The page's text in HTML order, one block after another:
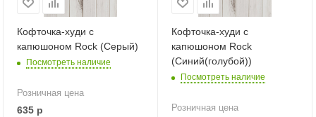
Кофточка-худи с
капюшоном Rock (Серый)
Посмотреть наличие
Розничная цена
635 р
Кофточка-худи с
капюшоном Rock
(Синий(голубой))
Посмотреть наличие
Розничная цена